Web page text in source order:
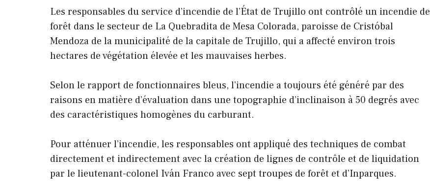
Les responsables du service d’incendie de l’État de Trujillo ont contrôlé un incendie de
forêt dans le secteur de La Quebradita de Mesa Colorada, paroisse de Cristóbal
Mendoza de la municipalité de la capitale de Trujillo, qui a affecté environ trois
hectares de végétation élevée et les mauvaises herbes.
Selon le rapport de fonctionnaires bleus, l’incendie a toujours été généré par des
raisons en matière d’évaluation dans une topographie d’inclinaison à 50 degrés avec
des caractéristiques homogènes du carburant.
Pour atténuer l’incendie, les responsables ont appliqué des techniques de combat
directement et indirectement avec la création de lignes de contrôle et de liquidation
par le lieutenant-colonel Iván Franco avec sept troupes de forêt et d’Inparques.